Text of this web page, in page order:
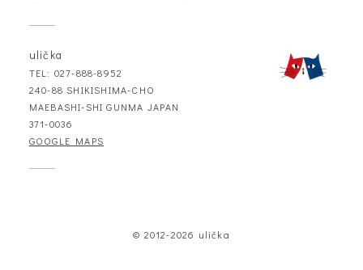
ulička
TEL: 027-888-8952
240-88 SHIKISHIMA-CHO
MAEBASHI-SHI GUNMA JAPAN
371-0036
GOOGLE MAPS
© 2012-2026 ulička